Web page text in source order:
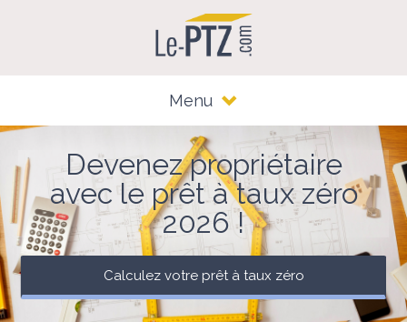
Menu
Devenez propriétaire
avec le prêt à taux zéro
2026 !
Calculez votre prêt à taux zéro